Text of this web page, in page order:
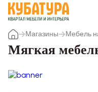
Магазины
Мебель
Мягкая